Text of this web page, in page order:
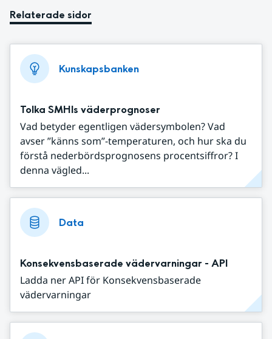
Relaterade sidor
Kunskapsbanken
Tolka SMHIs väderprognoser
Vad betyder egentligen vädersymbolen? Vad
avser ”känns som”-temperaturen, och hur ska du
förstå nederbördsprognosens procentsiffror? I
denna vägled...
Data
Konsekvensbaserade vädervarningar - API
Ladda ner API för Konsekvensbaserade
vädervarningar